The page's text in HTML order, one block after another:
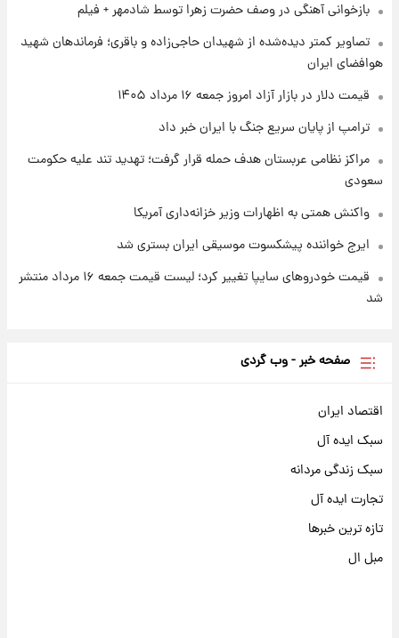
قیمت طلا و سکه امروز پنجشنبه ۱۵ مرداد ۱۴۰۵
بازخوانی آهنگی در وصف حضرت زهرا توسط شادمهر + فیلم
تصاویر کمتر دیده‌شده از شهیدان حاجی‌زاده و باقری؛ فرماندهان شهید
هوافضای ایران
قیمت دلار در بازار آزاد امروز جمعه ۱۶ مرداد ۱۴۰۵
ترامپ از پایان سریع جنگ با ایران خبر داد
مراکز نظامی عربستان هدف حمله قرار گرفت؛ تهدید تند علیه حکومت
سعودی
واکنش همتی به اظهارات وزیر خزانه‌داری آمریکا
ایرج خواننده پیشکسوت موسیقی ایران بستری شد
قیمت خودروهای سایپا تغییر کرد؛ لیست قیمت جمعه ۱۶ مرداد منتشر
شد
صفحه خبر - وب گردی
اقتصاد ایران
سبک ایده آل
سبک زندگی مردانه
تجارت ایده آل
تازه ترین خبرها
مبل ال